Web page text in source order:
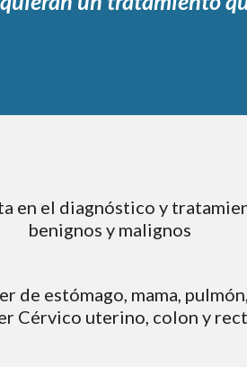
en el diagnóstico y
benignos y malignos
de estómago, mama,
Cérvico uterino, colon y